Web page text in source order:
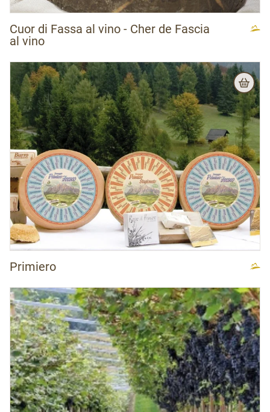
Cuor di Fassa al vino - Cher de Fascia
al vino
Primiero